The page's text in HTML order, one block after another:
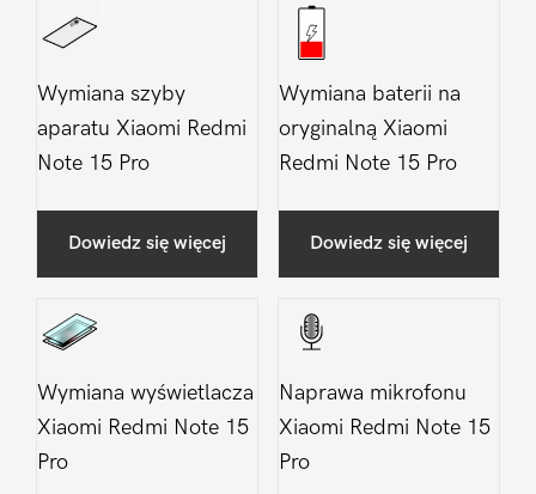
Wymiana szyby
aparatu Xiaomi Redmi
Note 15 Pro
Dowiedz się więcej
Wymiana baterii na
oryginalną Xiaomi
Redmi Note 15 Pro
Dowiedz się więcej
Wymiana wyświetlacza
Xiaomi Redmi Note 15
Pro
Naprawa mikrofonu
Xiaomi Redmi Note 15
Pro